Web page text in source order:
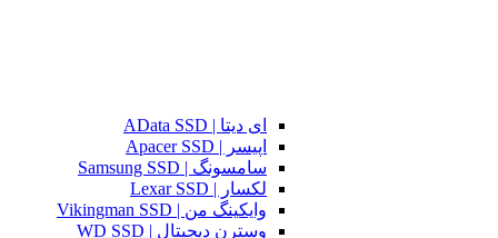
ای دیتا | AData SSD
اپیسر | Apacer SSD
سامسونگ | Samsung SSD
لکسار | Lexar SSD
وایکینگ من | Vikingman SSD
وسترن دیجیتال | WD SSD